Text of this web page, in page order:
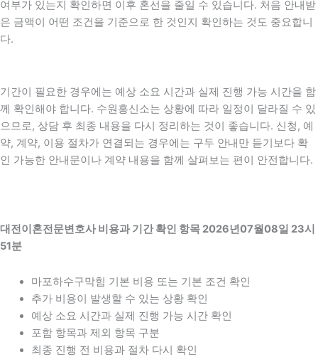
여부가 있는지 확인하면 이후 혼선을 줄일 수 있습니다. 처음 안내받
은 금액이 어떤 조건을 기준으로 한 것인지 확인하는 것도 중요합니
다.
기간이 필요한 경우에는 예상 소요 시간과 실제 진행 가능 시간을 함
께 확인해야 합니다. 수원흥신소는 상황에 따라 일정이 달라질 수 있
으므로, 상담 후 최종 내용을 다시 정리하는 것이 좋습니다. 신청, 예
약, 계약, 이용 절차가 연결되는 경우에는 구두 안내만 듣기보다 확
인 가능한 안내문이나 계약 내용을 함께 살펴보는 편이 안전합니다.
대전이혼전문변호사 비용과 기간 확인 항목 2026년07월08일 23시
51분
마포하수구막힘 기본 비용 또는 기본 조건 확인
추가 비용이 발생할 수 있는 상황 확인
예상 소요 시간과 실제 진행 가능 시간 확인
포함 항목과 제외 항목 구분
최종 진행 전 비용과 절차 다시 확인